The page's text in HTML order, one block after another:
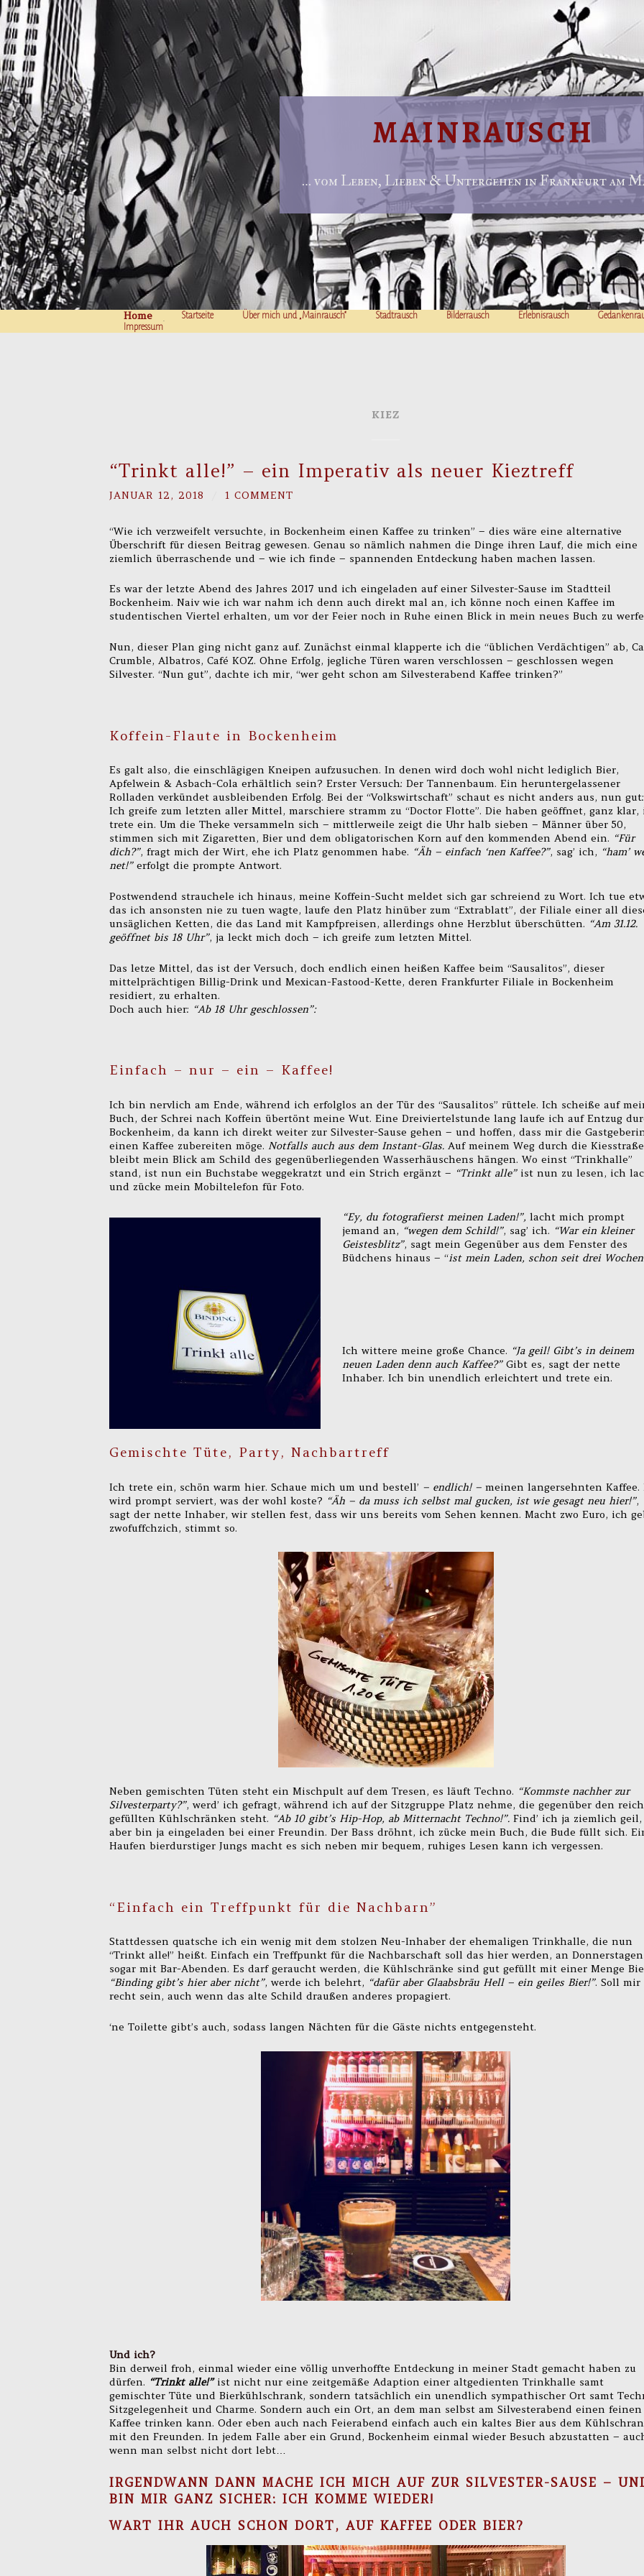
MAINRAUSCH
… vom Leben, Lieben & Untergehen in Frankfurt am
Home Startseite Über mich und „Mainrausch“ Stadtrausch Bilderrausch Erlebnisrausch
Impressum
KIEZ
“Trinkt alle!” – ein Imperativ als neuer Kieztreff
JANUAR 12, 2018 1 COMMENT
“Wie ich verzweifelt versuchte, in Bockenheim einen Kaffee zu trinken” – dies wäre eine alternative
Überschrift für diesen Beitrag gewesen. Genau so nämlich nahmen die Dinge ihren Lauf, die mich eine
ziemlich überraschende und – wie ich finde – spannenden Entdeckung haben machen lassen.
Es war der letzte Abend des Jahres 2017 und ich eingeladen auf einer Silvester-Sause im Stadtteil
Bockenheim. Naiv wie ich war nahm ich denn auch direkt mal an, ich könne noch einen Kaffee im
studentischen Viertel erhalten, um vor der Feier noch in Ruhe einen Blick in mein neues Buch zu
Nun, dieser Plan ging nicht ganz auf. Zunächst einmal klapperte ich die “üblichen Verdächtigen” ab,
Crumble, Albatros, Café KOZ. Ohne Erfolg, jegliche Türen waren verschlossen – geschlossen wegen
Silvester. “Nun gut”, dachte ich mir, “wer geht schon am Silvesterabend Kaffee trinken?”
Koffein-Flaute in Bockenheim
Es galt also, die einschlägigen Kneipen aufzusuchen. In denen wird doch wohl nicht lediglich Bier,
Apfelwein & Asbach-Cola erhältlich sein? Erster Versuch: Der Tannenbaum. Ein heruntergelassener
Rolladen verkündet ausbleibenden Erfolg. Bei der “Volkswirtschaft” schaut es nicht anders aus, nun gut:
Ich greife zum letzten aller Mittel, marschiere stramm zu “Doctor Flotte”. Die haben geöffnet, ganz klar,
trete ein. Um die Theke versammeln sich – mittlerweile zeigt die Uhr halb sieben – Männer über 50,
stimmen sich mit Zigaretten, Bier und dem obligatorischen Korn auf den kommenden Abend ein. “Für
dich?”, fragt mich der Wirt, ehe ich Platz genommen habe. “Äh – einfach ‘nen Kaffee?”, sag’ ich, “ham’
net!” erfolgt die prompte Antwort.
Postwendend strauchele ich hinaus, meine Koffein-Sucht meldet sich gar schreiend zu Wort. Ich tue
das ich ansonsten nie zu tuen wagte, laufe den Platz hinüber zum “Extrablatt”, der Filiale einer all
unsäglichen Ketten, die das Land mit Kampfpreisen, allerdings ohne Herzblut überschütten. “Am 31.12.
geöffnet bis 18 Uhr”, ja leckt mich doch – ich greife zum letzten Mittel.
Das letze Mittel, das ist der Versuch, doch endlich einen heißen Kaffee beim “Sausalitos”, dieser
mittelprächtigen Billig-Drink und Mexican-Fastood-Kette, deren Frankfurter Filiale in Bockenheim
residiert, zu erhalten.
Doch auch hier: “Ab 18 Uhr geschlossen”:
Einfach – nur – ein – Kaffee!
Ich bin nervlich am Ende, während ich erfolglos an der Tür des “Sausalitos” rüttele. Ich scheiße auf
Buch, der Schrei nach Koffein übertönt meine Wut. Eine Dreiviertelstunde lang laufe ich auf Entzug
Bockenheim, da kann ich direkt weiter zur Silvester-Sause gehen – und hoffen, dass mir die
einen Kaffee zubereiten möge. Notfalls auch aus dem Instant-Glas. Auf meinem Weg durch die Kiesstraße
bleibt mein Blick am Schild des gegenüberliegenden Wasserhäuschens hängen. Wo einst “Trinkhalle”
stand, ist nun ein Buchstabe weggekratzt und ein Strich ergänzt – “Trinkt alle” ist nun zu lesen, ich
und zücke mein Mobiltelefon für Foto.
“Ey, du fotografierst meinen Laden!”, lacht mich prompt
jemand an, “wegen dem Schild!”, sag’ ich. “War ein kleiner
Geistesblitz”, sagt mein Gegenüber aus dem Fenster des
Büdchens hinaus – “ist mein Laden, schon seit drei
Ich wittere meine große Chance. “Ja geil! Gibt’s in deinem
neuen Laden denn auch Kaffee?” Gibt es, sagt der nette
Inhaber. Ich bin unendlich erleichtert und trete ein.
Gemischte Tüte, Party, Nachbartreff
Ich trete ein, schön warm hier. Schaue mich um und bestell’ – endlich! – meinen langersehnten Kaffee.
wird prompt serviert, was der wohl koste? “Äh – da muss ich selbst mal gucken, ist wie gesagt neu hier!”,
sagt der nette Inhaber, wir stellen fest, dass wir uns bereits vom Sehen kennen. Macht zwo Euro, ich
zwofuffchzich, stimmt so.
Neben gemischten Tüten steht ein Mischpult auf dem Tresen, es läuft Techno. “Kommste nachher zur
Silvesterparty?”, werd’ ich gefragt, während ich auf der Sitzgruppe Platz nehme, die gegenüber den reich
gefüllten Kühlschränken steht. “Ab 10 gibt’s Hip-Hop, ab Mitternacht Techno!”. Find’ ich ja ziemlich geil,
aber bin ja eingeladen bei einer Freundin. Der Bass dröhnt, ich zücke mein Buch, die Bude füllt sich.
Haufen bierdurstiger Jungs macht es sich neben mir bequem, ruhiges Lesen kann ich vergessen.
“Einfach ein Treffpunkt für die Nachbarn”
Stattdessen quatsche ich ein wenig mit dem stolzen Neu-Inhaber der ehemaligen Trinkhalle, die nun
“Trinkt alle!” heißt. Einfach ein Treffpunkt für die Nachbarschaft soll das hier werden, an Donnerstagen
sogar mit Bar-Abenden. Es darf geraucht werden, die Kühlschränke sind gut gefüllt mit einer Menge
“Binding gibt’s hier aber nicht”, werde ich belehrt, “dafür aber Glaabsbräu Hell – ein geiles Bier!”. Soll mir
recht sein, auch wenn das alte Schild draußen anderes propagiert.
‘ne Toilette gibt’s auch, sodass langen Nächten für die Gäste nichts entgegensteht.
Und ich?
Bin derweil froh, einmal wieder eine völlig unverhoffte Entdeckung in meiner Stadt gemacht haben zu
dürfen. “Trinkt alle!” ist nicht nur eine zeitgemäße Adaption einer altgedienten Trinkhalle samt
gemischter Tüte und Bierkühlschrank, sondern tatsächlich ein unendlich sympathischer Ort samt
Sitzgelegenheit und Charme. Sondern auch ein Ort, an dem man selbst am Silvesterabend einen feinen
Kaffee trinken kann. Oder eben auch nach Feierabend einfach auch ein kaltes Bier aus dem
mit den Freunden. In jedem Falle aber ein Grund, Bockenheim einmal wieder Besuch abzustatten –
wenn man selbst nicht dort lebt…
IRGENDWANN DANN MACHE ICH MICH AUF ZUR SILVESTER-SAUSE –
BIN MIR GANZ SICHER: ICH KOMME WIEDER!
WART IHR AUCH SCHON DORT, AUF KAFFEE ODER BIER?